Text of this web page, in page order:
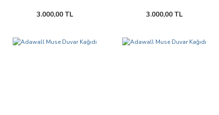
3.000,00 TL 3.000,00 TL